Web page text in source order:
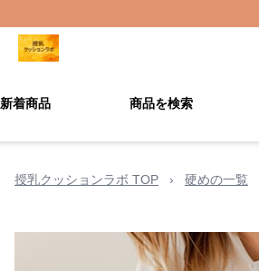
新着商品 商品を検索
授乳クッションラボ TOP › 硬めの一覧